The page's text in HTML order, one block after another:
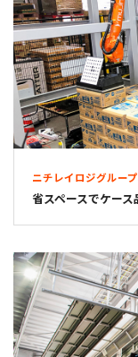
ニチレイロジグルー
省スペースでケー